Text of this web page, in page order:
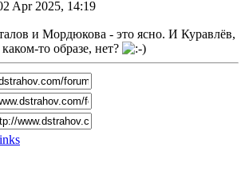
Apr 2025, 14:19
и Мордюкова - это ясно. И Куравлёв,
то образе, нет?